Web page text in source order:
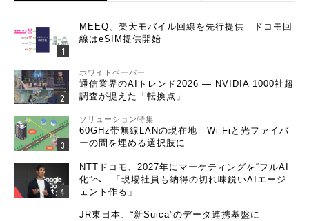
MEEQ、楽天モバイル回線を先行提供 ドコモ回
線はeSIM提供開始
ホワイトペーパー
通信業界のAIトレンド2026 ― NVIDIA 1000社超
調査が捉えた「転換点」
ソリューション特集
60GHz帯無線LANの現在地 Wi-Fiと光ファイバ
ーの間を埋める選択肢に
NTTドコモ、2027年にマーケティングを“フルAI
化”へ 「現場社員も納得の切れ味鋭いAIエージ
ェント作る」
JR東日本、“新Suica”のデータ連携基盤に